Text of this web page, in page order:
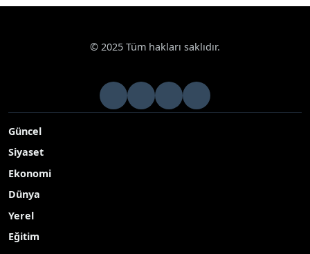
Genel Yüreğir Belediyesi tarihi Taşköprü’de halk
Adana’da Ramazan ayı dolayısıyla Yüreğir Belediyesi